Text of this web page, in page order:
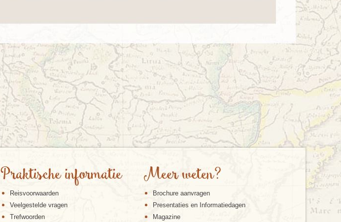
Praktische informatie
Reisvoorwaarden
Veelgestelde vragen
Trefwoorden
Meer weten?
Brochure aanvragen
Presentaties en Informatiedagen
Magazine